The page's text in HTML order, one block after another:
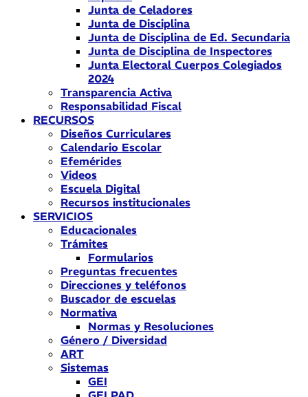
Junta de Celadores
Junta de Disciplina
Junta de Disciplina de Ed. Secundaria
Junta de Disciplina de Inspectores
Junta Electoral Cuerpos Colegiados
2024
Transparencia Activa
Responsabilidad Fiscal
RECURSOS
Diseños Curriculares
Calendario Escolar
Efemérides
Videos
Escuela Digital
Recursos institucionales
SERVICIOS
Educacionales
Trámites
Formularios
Preguntas frecuentes
Direcciones y teléfonos
Buscador de escuelas
Normativa
Normas y Resoluciones
Género / Diversidad
ART
Sistemas
GEI